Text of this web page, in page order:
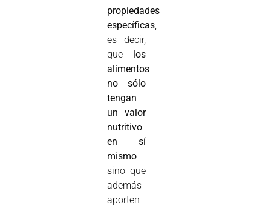
propiedades
específicas,
es decir,
que los
alimentos
no sólo
tengan
un valor
nutritivo
en sí
mismo
sino que
además
aporten